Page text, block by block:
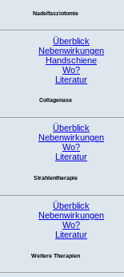
Nadelfasziotomie
Überblick
Nebenwirkungen
Handschiene
Wo?
Literatur
Collagenase
Überblick
Nebenwirkungen
Wo?
Literatur
Strahlentherapie
Überblick
Nebenwirkungen
Wo?
Literatur
Weitere Therapien